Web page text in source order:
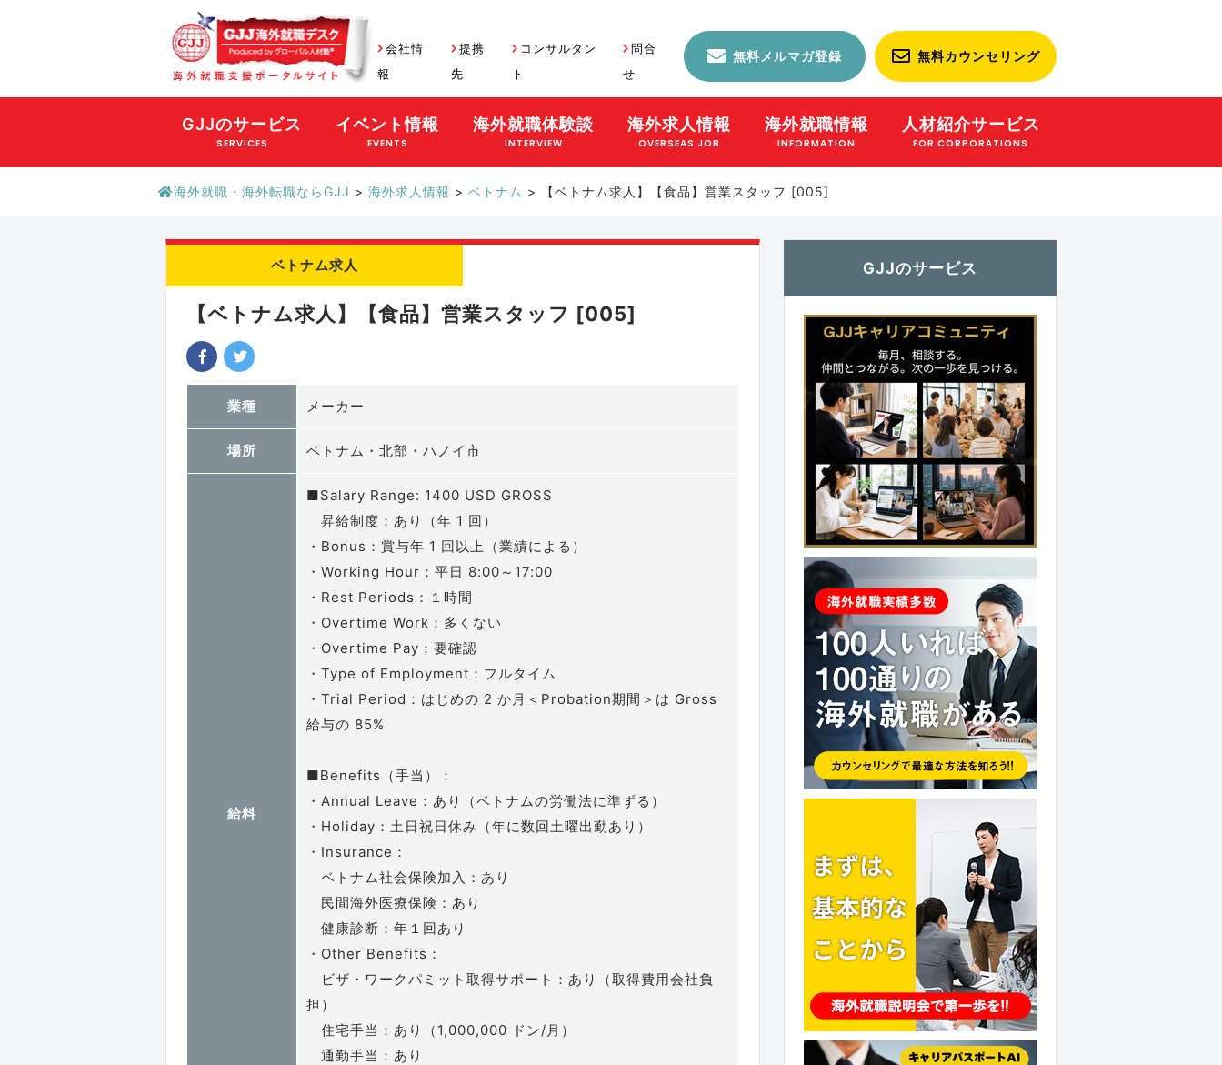
会社情
報
提携
先
コンサルタン
ト
問合
せ
無料メルマガ登録 無料カウンセリング
GJJのサービス
SERVICES
イベント情報
EVENTS
海外就職体験談
INTERVIEW
海外求人情報
OVERSEAS JOB
海外就職情報
INFORMATION
人材紹介サービス
FOR CORPORATIONS
海外就職・海外転職ならGJJ > 海外求人情報 > ベトナム > 【ベトナム求人】【食品】営業スタッフ [005]
ベトナム求人
【ベトナム求人】【食品】営業スタッフ [005]
業種 メーカー
場所 ベトナム・北部・ハノイ市
給料
■Salary Range: 1400 USD GROSS
昇給制度：あり（年 1 回）
・Bonus：賞与年 1 回以上（業績による）
・Working Hour：平日 8:00～17:00
・Rest Periods：１時間
・Overtime Work：多くない
・Overtime Pay：要確認
・Type of Employment：フルタイム
・Trial Period：はじめの 2 か月＜Probation期間＞は Gross
給与の 85%
■Benefits（手当）：
・Annual Leave：あり（ベトナムの労働法に準ずる）
・Holiday：土日祝日休み（年に数回土曜出勤あり）
・Insurance：
ベトナム社会保険加入：あり
民間海外医療保険：あり
健康診断：年１回あり
・Other Benefits：
ビザ・ワークパミット取得サポート：あり（取得費用会社負
担）
住宅手当：あり（1,000,000 ドン/月）
通勤手当：あり
GJJのサービス